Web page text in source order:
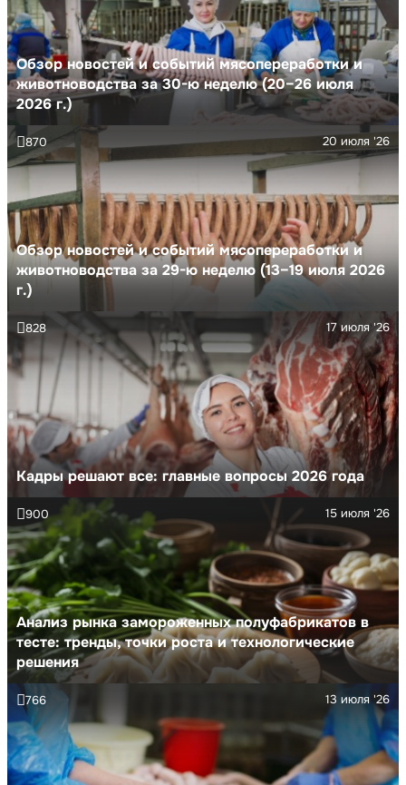
Обзор новостей и событий мясопереработки и
животноводства за 30-ю неделю (20–26 июля
2026 г.)
Обзор новостей и событий мясопереработки и
животноводства за 29-ю неделю (13–19 июля 2026
г.)
20 июля '26
870
Кадры решают все: главные вопросы 2026 года
17 июля '26
828
Анализ рынка замороженных полуфабрикатов в
тесте: тренды, точки роста и технологические
решения
15 июля '26
900
13 июля '26
766